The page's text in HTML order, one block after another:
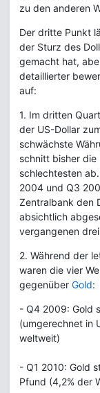
zu den anderen
Der dritte Punkt
der Sturz des
gemacht hat,
detaillierter
auf:
1. Im dritten
der US-Dollar
schwächste
schnitt bisher die
schlechtesten
2004 und Q3
Zentralbank den
absichtlich
vergangenen
2. Während der
waren die vier
gegenüber Gold:
- Q4 2009: Gold
(umgerechnet in
weltweit)
- Q1 2010: Gold
Pfund (4,2% der